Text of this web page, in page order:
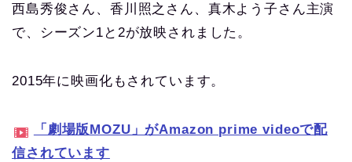
西島秀俊さん、香川照之さん、真木よう子さん主演
で、シーズン1と2が放映されました。
2015年に映画化もされています。
「劇場版MOZU」がAmazon prime videoで配
信されています